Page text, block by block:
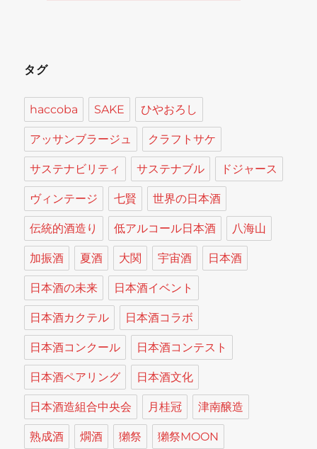
タグ
haccoba SAKE ひやおろし
アッサンブラージュ クラフトサケ
サステナビリティ サステナブル ドジャース
ヴィンテージ 七賢 世界の日本酒
伝統的酒造り 低アルコール日本酒 八海山
加振酒 夏酒 大関 宇宙酒 日本酒
日本酒の未来 日本酒イベント
日本酒カクテル 日本酒コラボ
日本酒コンクール 日本酒コンテスト
日本酒ペアリング 日本酒文化
日本酒造組合中央会 月桂冠 津南醸造
熟成酒 燗酒 獺祭 獺祭MOON